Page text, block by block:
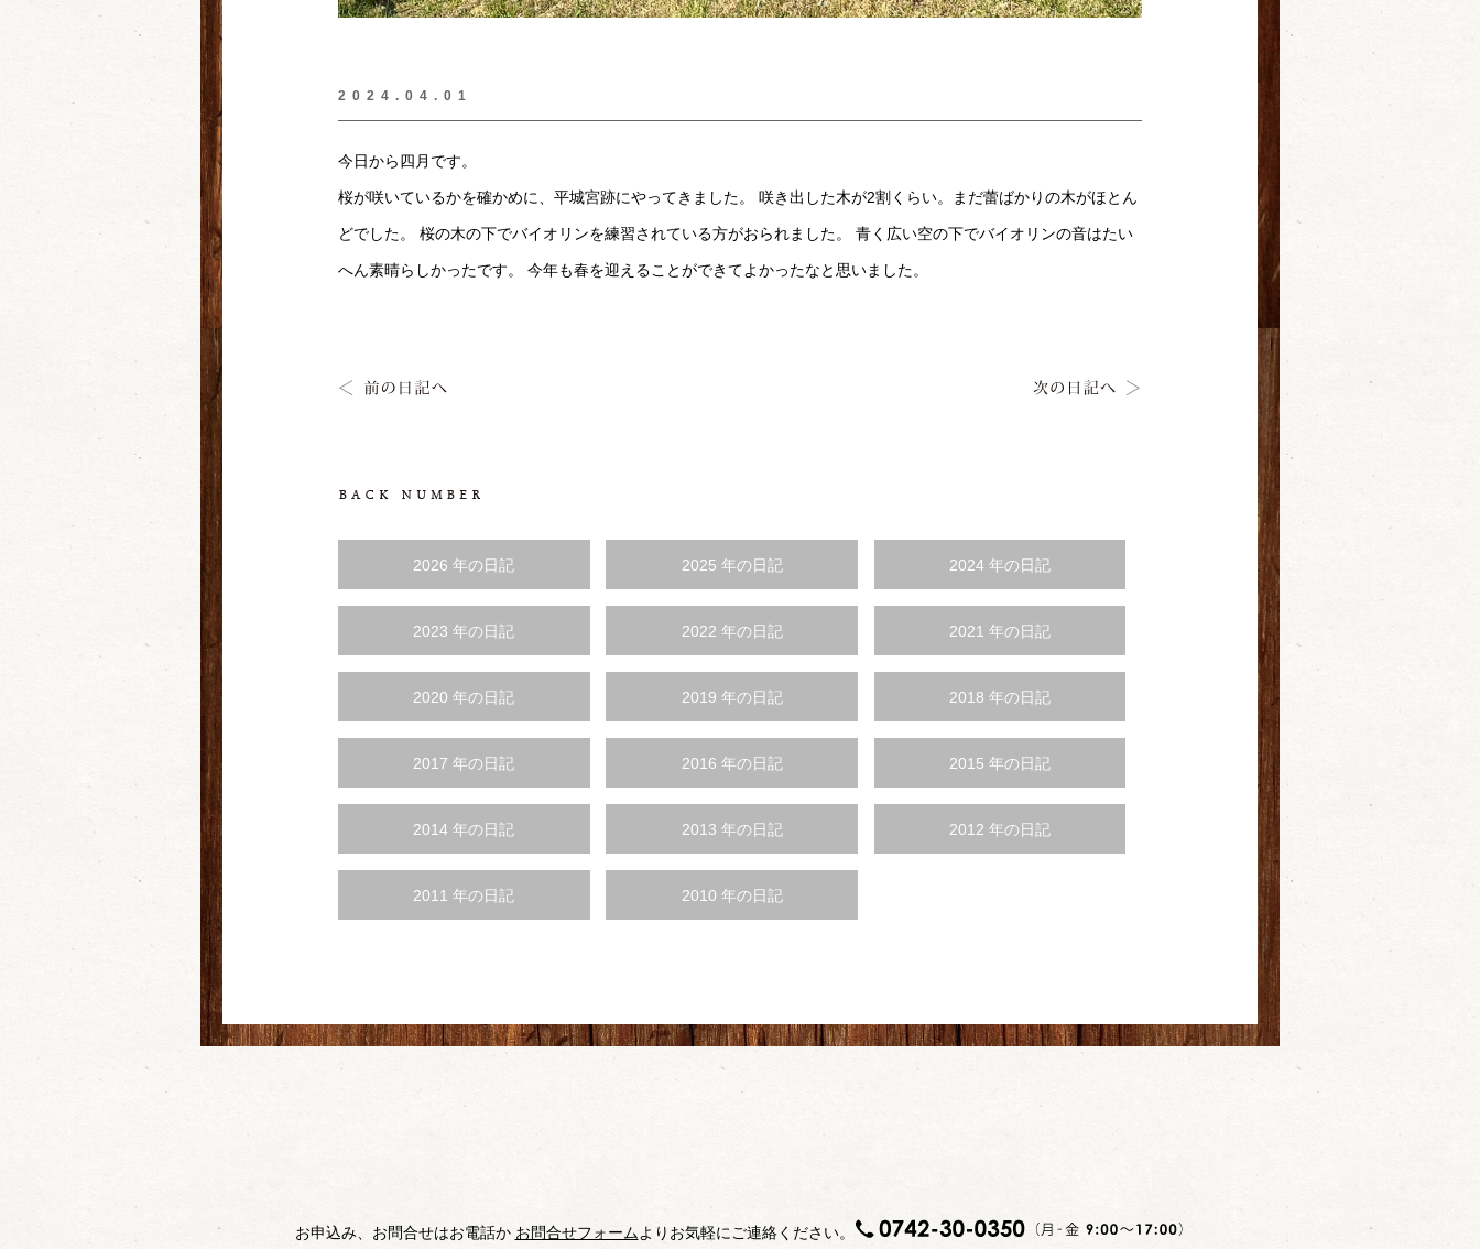
2024.04.01
今日から四月です。
桜が咲いているかを確かめに、平城宮跡にやってきました。 咲き出した木が2割くらい。まだ蕾ばかりの木がほとん
どでした。 桜の木の下でバイオリンを練習されている方がおられました。 青く広い空の下でバイオリンの音はたい
へん素晴らしかったです。 今年も春を迎えることができてよかったなと思いました。
2026 年の日記 2025 年の日記 2024 年の日記
2023 年の日記 2022 年の日記 2021 年の日記
2020 年の日記 2019 年の日記 2018 年の日記
2017 年の日記 2016 年の日記 2015 年の日記
2014 年の日記 2013 年の日記 2012 年の日記
2011 年の日記 2010 年の日記
お申込み、お問合せはお電話か お問合せフォームよりお気軽にご連絡ください。